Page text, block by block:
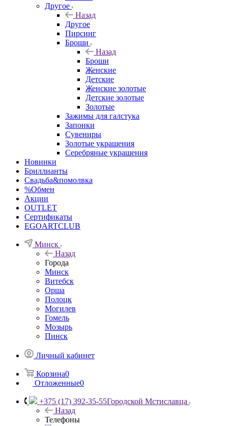
Другое
Назад
Другое
Пирсинг
Броши
Назад
Броши
Женские
Детские
Женские золотые
Детские золотые
Золотые
Зажимы для галстука
Запонки
Сувениры
Золотые украшения
Серебряные украшения
Новинки
Бриллианты
Свадьба&помолвка
%Обмен
Акции
OUTLET
Сертификаты
EGOARTCLUB
Минск
Назад
Города
Минск
Витебск
Орша
Полоцк
Могилев
Гомель
Мозырь
Пинск
Личный кабинет
Корзина0
Отложенные0
+375 (17) 392-35-55Городской Мстиславца
Назад
Телефоны